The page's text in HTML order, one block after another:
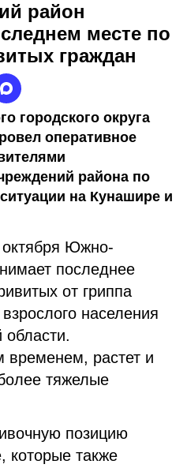
район
месте по
граждан
городского округа
оперативное
района по
на Кунашире и
Южно-
последнее
от гриппа
населения
области.
временем, растет и
тяжелые
позицию
которые также